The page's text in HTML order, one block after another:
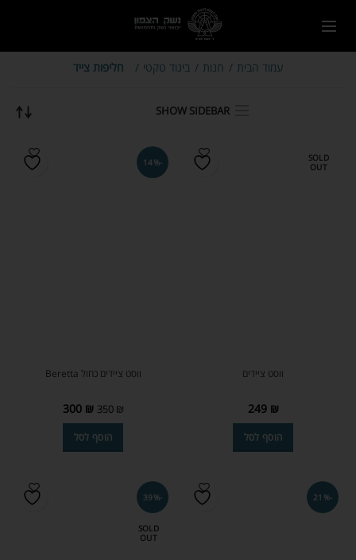
עמוד הבית חנות ביגוד טקטי חליפות צייד
SHOW SIDEBAR
SOLD
OUT
ווסט ציידים
249 ₪
הוסף לסל
-14%
ווסט ציידים כחול Beretta
350 ₪
300 ₪
הוסף לסל
-21%
-39%
SOLD
OUT